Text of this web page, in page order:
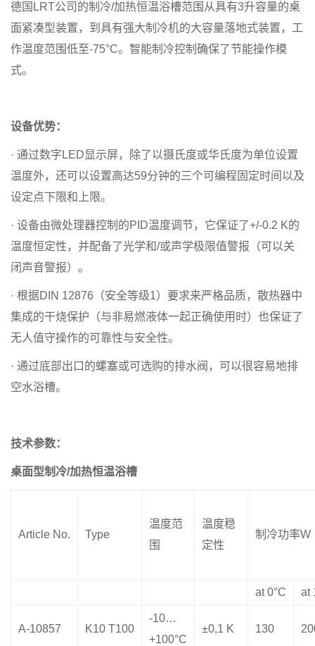
德国LRT公司的制冷/加热恒温浴槽范围从具有3升容量的桌
面紧凑型装置，到具有强大制冷机的大容量落地式装置，工
作温度范围低至-75°C。智能制冷控制确保了节能操作模
式。
设备优势：
· 通过数字LED显示屏，除了以摄氏度或华氏度为单位设置
温度外，还可以设置高达59分钟的三个可编程固定时间以及
设定点下限和上限。
· 设备由微处理器控制的PID温度调节，它保证了+/-0.2 K的
温度恒定性，并配备了光学和/或声学极限值警报（可以关
闭声音警报）。
· 根据DIN 12876（安全等级1）要求来严格品质，散热器中
集成的干烧保护（与非易燃液体一起正确使用时）也保证了
无人值守操作的可靠性与安全性。
· 通过底部出口的螺塞或可选购的排水阀，可以很容易地排
空水浴槽。
技术参数：
桌面型制冷/加热恒温浴槽
Article No. Type
温度范
围
温度稳
定性
制冷功率W
at 0°C at
A-10857 K10 T100
-10…
+100°C
±0,1 K 130